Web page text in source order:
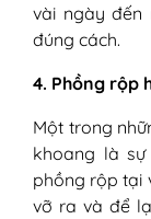
vài ngày đến
đúng cách.
4. Phồng rộp
Một trong
khoang là
phồng rộp tại
vỡ ra và để